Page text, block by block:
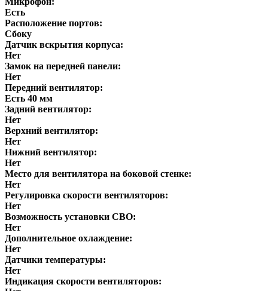
Есть
Расположение портов:
Сбоку
Датчик вскрытия корпуса:
Нет
Замок на передней панели:
Нет
Передний вентилятор:
Есть 40 мм
Задний вентилятор:
Нет
Верхний вентилятор:
Нет
Нижний вентилятор:
Нет
Место для вентилятора на боковой стенке:
Нет
Регулировка скорости вентиляторов:
Нет
Возможность установки СВО:
Нет
Дополнительное охлаждение:
Нет
Датчики температуры:
Нет
Индикация скорости вентиляторов: